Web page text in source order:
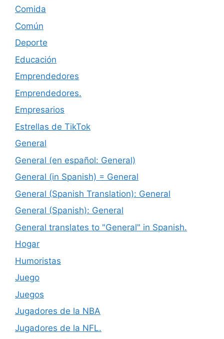
Comida
Común
Deporte
Educación
Emprendedores
Emprendedores.
Empresarios
Estrellas de TikTok
General
General (en español: General)
General (in Spanish) = General
General (Spanish Translation): General
General (Spanish): General
General translates to "General" in Spanish.
Hogar
Humoristas
Juego
Juegos
Jugadores de la NBA
Jugadores de la NFL.